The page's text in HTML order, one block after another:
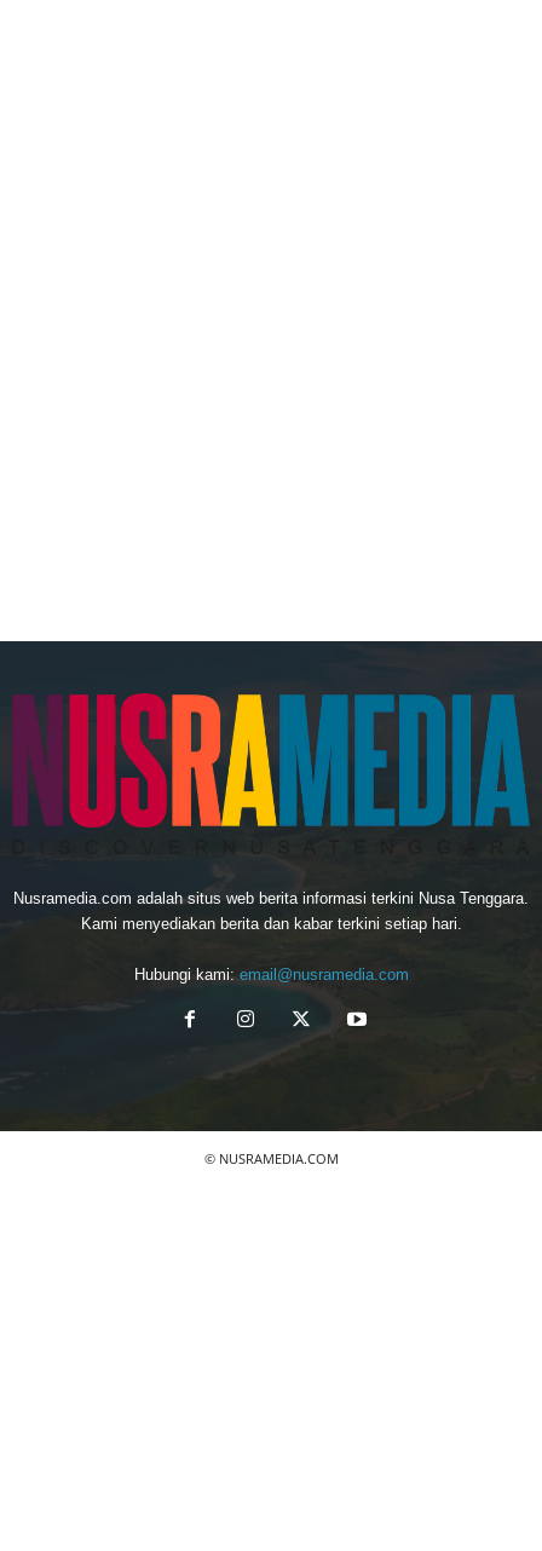
Nusramedia.com adalah situs web berita informasi terkini Nusa Tenggara.
Kami menyediakan berita dan kabar terkini setiap hari.
Hubungi kami: email@nusramedia.com
© NUSRAMEDIA.COM